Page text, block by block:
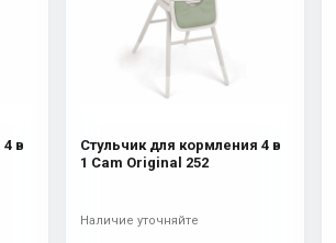
в
Стульчик для кормления 4 в
1 Cam Original 252
Наличие уточняйте